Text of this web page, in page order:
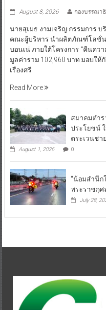
August 8, 2026 กองบรรณา
นายสุเมธ งามเจริญ กรรมการ
คณะผู้บริหาร นำผลิตภัณฑ์โลชั่น
บอนเน่ ภายใต้โครงการ “คืนคว
มูลค่ารวม 102,960 บาท มอบใ
เรืองศรี
Read More
สมาคมตำร
ประโยชน์
ตระเวนชา
August 1, 2026 0
“น้อมสำนึ
พระราชกุศ
July 28,